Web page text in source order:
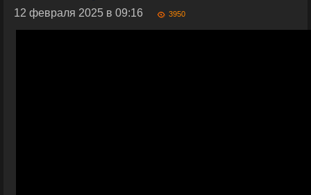
12 февраля 2025 в 09:16 3950